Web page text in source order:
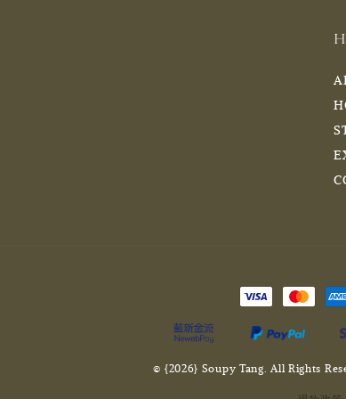
© {2026} Soupy Tang. All Rights